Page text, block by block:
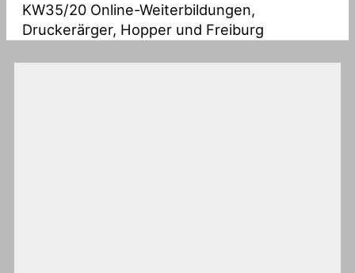
KW35/20 Online-Weiterbildungen,
Druckerärger, Hopper und Freiburg